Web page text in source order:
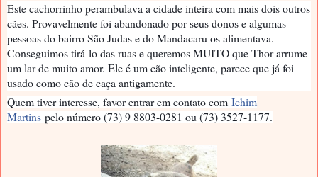
Este cachorrinho perambulava a cidade inteira com mais dois outros
cães. Provavelmente foi abandonado por seus donos e algumas
pessoas do bairro São Judas e do Mandacaru os alimentava.
Conseguimos tirá-lo das ruas e queremos MUITO que Thor arrume
um lar de muito amor. Ele é um cão inteligente, parece que já foi
usado como cão de caça antigamente.
Quem tiver interesse, favor entrar em contato com Ichim
Martins pelo número (73) 9 8803-0281 ou (73) 3527-1177.